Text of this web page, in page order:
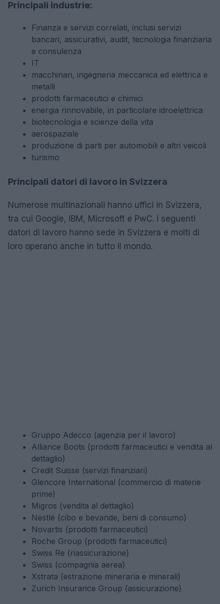
Principali industrie:
Finanza e servizi correlati, inclusi servizi
bancari, assicurativi, audit, tecnologia finanziaria
e consulenza
IT
macchinari, ingegneria meccanica ed elettrica e
metalli
prodotti farmaceutici e chimici
energia rinnovabile, in particolare idroelettrica
biotecnologia e scienze della vita
aerospaziale
produzione di parti per automobili e altri veicoli
turismo
Principali datori di lavoro in Svizzera
Numerose multinazionali hanno uffici in Svizzera,
tra cui Google, IBM, Microsoft e PwC. I seguenti
datori di lavoro hanno sede in Svizzera e molti di
loro operano anche in tutto il mondo.
Gruppo Adecco (agenzia per il lavoro)
Alliance Boots (prodotti farmaceutici e vendita al
dettaglio)
Credit Suisse (servizi finanziari)
Glencore International (commercio di materie
prime)
Migros (vendita al dettaglio)
Nestlé (cibo e bevande, beni di consumo)
Novartis (prodotti farmaceutici)
Roche Group (prodotti farmaceutici)
Swiss Re (riassicurazione)
Swiss (compagnia aerea)
Xstrata (estrazione mineraria e minerali)
Zurich Insurance Group (assicurazione)